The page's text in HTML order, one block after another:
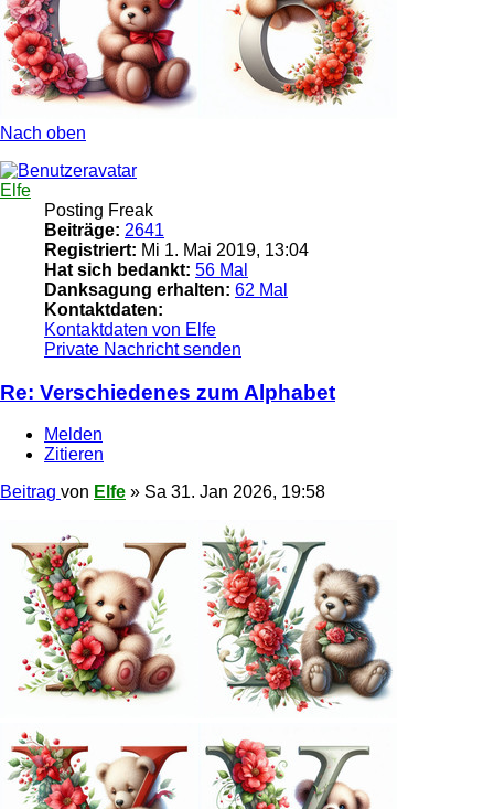
Nach oben
Elfe
Posting Freak
Beiträge: 2641
Registriert: Mi 1. Mai 2019, 13:04
Hat sich bedankt: 56 Mal
Danksagung erhalten: 62 Mal
Kontaktdaten:
Kontaktdaten von Elfe
Private Nachricht senden
Re: Verschiedenes zum Alphabet
Melden
Zitieren
Beitrag von Elfe » Sa 31. Jan 2026, 19:58